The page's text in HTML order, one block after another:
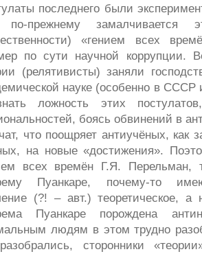
последнего были
по-прежнему замалчивается
«гением всех
по сути научной коррупции.
(релятивисты) заняли
науке (особенно в
ложность этих
боясь обвинений в
что поощряет антиучёных, как
на новые «достижения».
всех времён Г.Я. Перельман,
Пуанкаре, почему-то
(?! – авт.) теоретическое, а
Пуанкаре порождена
людям в этом трудно
сторонники